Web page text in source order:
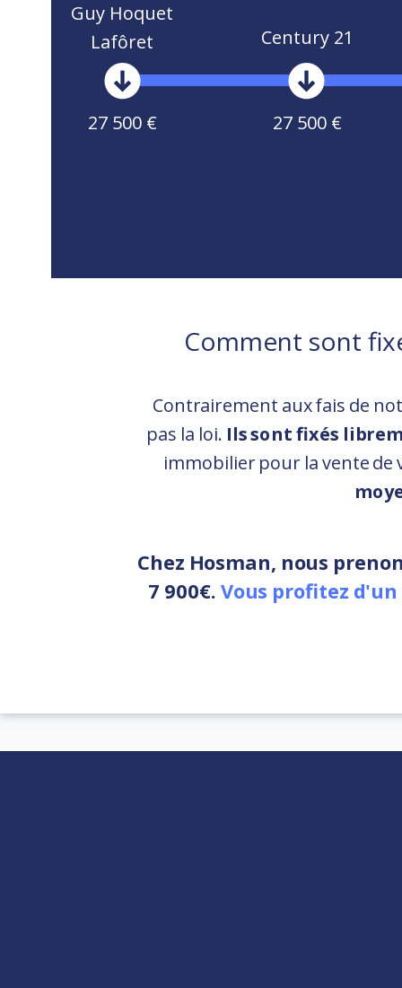
Comment sont
Contrairement aux fais de
pas la loi. Ils sont fixés
immobilier pour la vente de
Chez Hosman, nous
7 900€. Vous profitez
27 500 €
Guy Hoquet
Lafôret
Century 21
27 500 €